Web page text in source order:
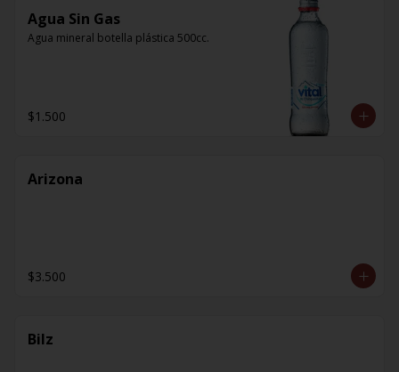
Agua Sin Gas
Agua mineral botella plástica 500cc.
$1.500
Arizona
$3.500
Bilz